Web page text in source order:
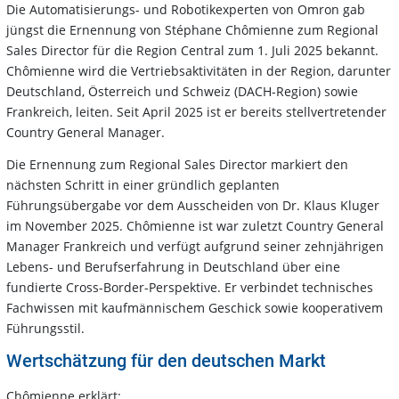
Die Automatisierungs- und Robotikexperten von Omron gab
jüngst die Ernennung von Stéphane Chômienne zum Regional
Sales Director für die Region Central zum 1. Juli 2025 bekannt.
Chômienne wird die Vertriebsaktivitäten in der Region, darunter
Deutschland, Österreich und Schweiz (DACH-Region) sowie
Frankreich, leiten. Seit April 2025 ist er bereits stellvertretender
Country General Manager.
Die Ernennung zum Regional Sales Director markiert den
nächsten Schritt in einer gründlich geplanten
Führungsübergabe vor dem Ausscheiden von Dr. Klaus Kluger
im November 2025. Chômienne ist war zuletzt Country General
Manager Frankreich und verfügt aufgrund seiner zehnjährigen
Lebens- und Berufserfahrung in Deutschland über eine
fundierte Cross-Border-Perspektive. Er verbindet technisches
Fachwissen mit kaufmännischem Geschick sowie kooperativem
Führungsstil.
Wertschätzung für den deutschen Markt